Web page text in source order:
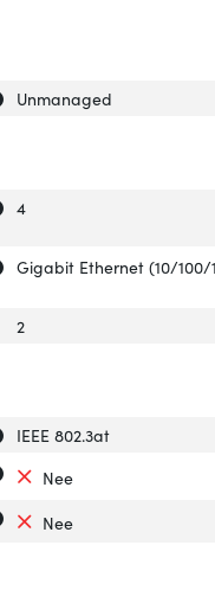
Uitleg over 'Switch type'
Verberg uitleg over 'Switch
Unmanaged
Uitleg over 'Aantal basis-
Verberg uitleg over 'Aantal
4
Uitleg over 'Type basis-
Verberg uitleg over 'Type
Gigabit Ethernet (10/100/
2
Uitleg over
Verberg uitleg over
IEEE 802.3at
Uitleg over '10G support'
Verberg uitleg over '10G
Nee
Uitleg over
Verberg uitleg over
Nee